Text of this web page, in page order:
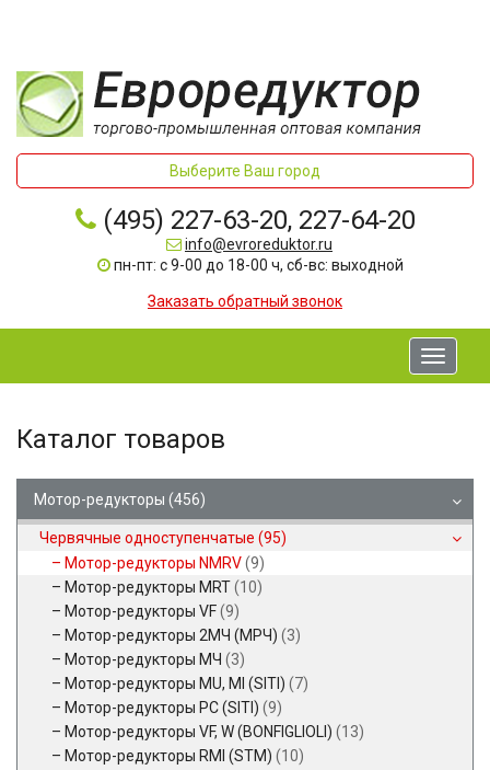
Выберите Ваш город
(495) 227-63-20, 227-64-20
info@evroreduktor.ru
пн-пт: с 9-00 до 18-00 ч, сб-вс: выходной
Заказать обратный звонок
Toggle
Каталог товаров
Мотор-редукторы (456)
Червячные одноступенчатые (95)
Мотор-редукторы NMRV(9)
Мотор-редукторы MRT(10)
Мотор-редукторы VF(9)
Мотор-редукторы 2МЧ (МРЧ) (3)
Мотор-редукторы МЧ (3)
Мотор-редукторы MU, MI (SITI) (7)
Мотор-редукторы PC (SITI) (9)
Мотор-редукторы VF, W (BONFIGLIOLI) (13)
Мотор-редукторы RMI (STM) (10)